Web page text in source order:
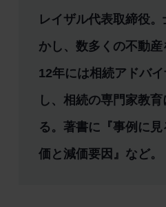
レイザル代表取締役
かし、数多くの不動
12年には相続アドバ
し、相続の専門家教
る。著書に『事例に
価と減価要因』など。